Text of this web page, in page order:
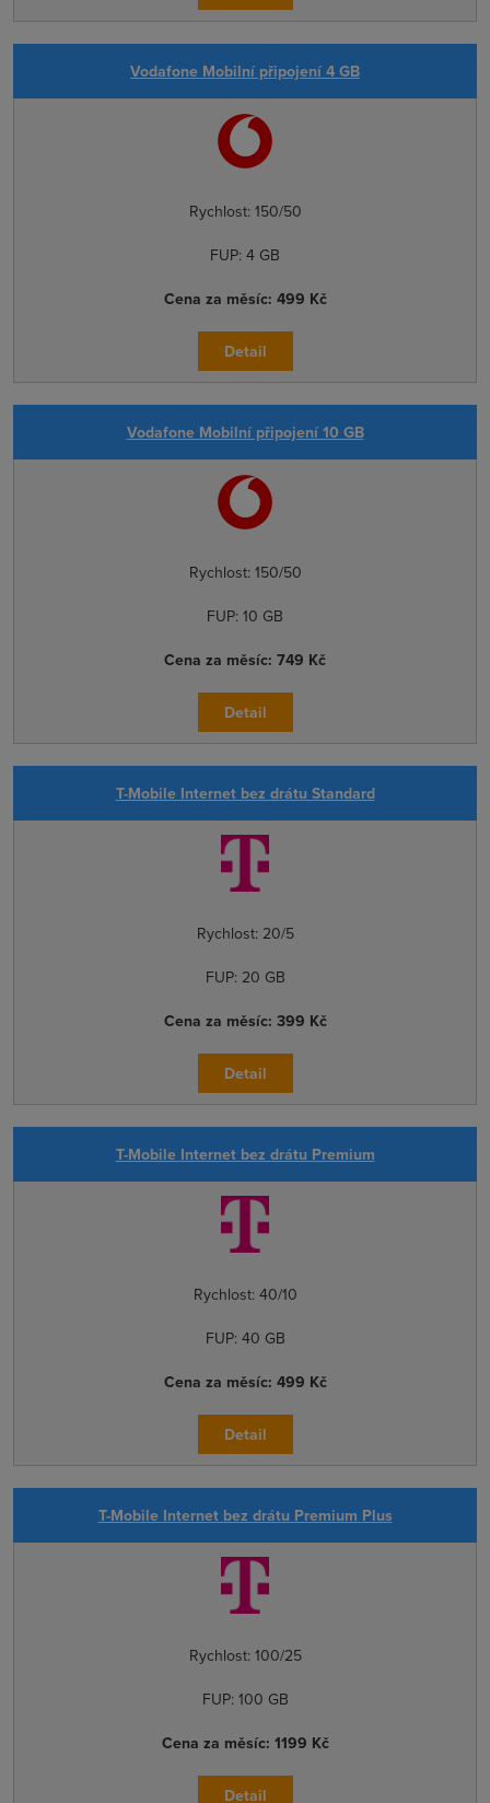
Vodafone Mobilní připojení 4 GB
Rychlost: 150/50
FUP: 4 GB
Cena za měsíc: 499 Kč
Detail
Vodafone Mobilní připojení 10 GB
Rychlost: 150/50
FUP: 10 GB
Cena za měsíc: 749 Kč
Detail
T-Mobile Internet bez drátu Standard
Rychlost: 20/5
FUP: 20 GB
Cena za měsíc: 399 Kč
Detail
T-Mobile Internet bez drátu Premium
Rychlost: 40/10
FUP: 40 GB
Cena za měsíc: 499 Kč
Detail
T-Mobile Internet bez drátu Premium Plus
Rychlost: 100/25
FUP: 100 GB
Cena za měsíc: 1199 Kč
Detail